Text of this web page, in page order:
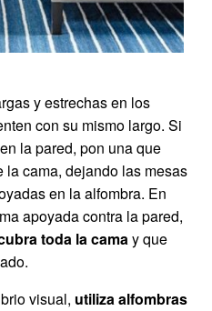
y estrechas en los
con su mismo largo. Si
la pared, pon una que
cama, dejando las mesas
en la alfombra. En
apoyada contra la pared,
toda la camay que
visual, utiliza alfombras